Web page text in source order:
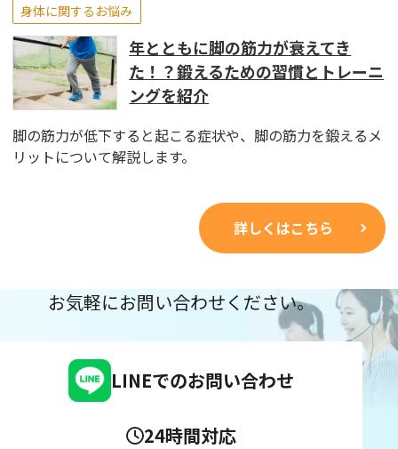
身体に関するお悩み
年とともに脚の筋力が衰えてき
た！？鍛えるための習慣とトレーニ
ングを紹介
脚の筋力が低下すると起こる症状や、脚の筋力を鍛えるメ
リットについて解説します。
詳しくはこちら
お気軽にお問い合わせください。
LINEでのお問い合わせ
24時間対応